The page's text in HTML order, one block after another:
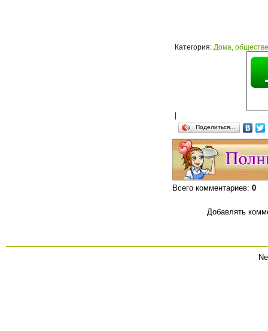
Категория: Дома,
Поделиться…
Всего комментариев: 0
Добавлять